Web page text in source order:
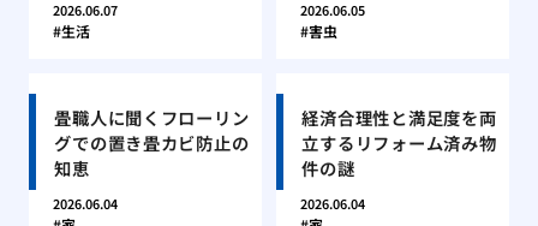
2026.06.07
生活
2026.06.05
害虫
畳職人に聞くフローリン
グでの置き畳カビ防止の
知恵
2026.06.04
経済合理性と満足度を両
立するリフォーム済み物
件の謎
2026.06.04